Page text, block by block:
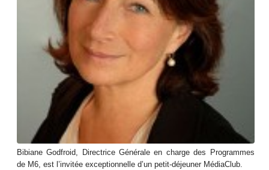
Bibiane Godfroid, Directrice Générale en charge des Programmes
de M6, est l’invitée exceptionnelle d’un petit-déjeuner MédiaClub.